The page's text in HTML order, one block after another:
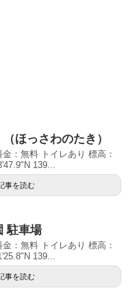
ほっさわのたき）
：無料 トイレあり 標高：
139...
事を読む
駐車場
：無料 トイレあり 標高：
139...
事を読む